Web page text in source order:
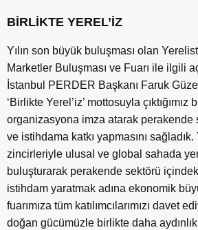
BİRLİKTE YEREL’İZ
Yılın son büyük buluşması olan
Marketler Buluşması ve Fuarı ile ilgili
İstanbul PERDER Başkanı Faruk
‘Birlikte Yerel’iz’ mottosuyla
organizasyona imza atarak perakende
ve istihdama katkı yapmasını
zincirleriyle ulusal ve global sahada
buluşturarak perakende sektörü
istihdam yaratmak adına ekonomik
fuarımıza tüm katılımcılarımızı davet
doğan gücümüzle birlikte daha